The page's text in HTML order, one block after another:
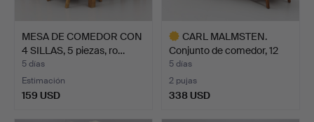
MESA DE COMEDOR CON
4 SILLAS, 5 piezas, ro…
5 días
Estimación
159 USD
CARL MALMSTEN.
Conjunto de comedor, 12
pie…
5 días
2 pujas
338 USD